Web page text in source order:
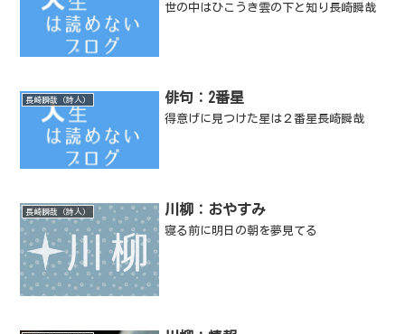
世の中はひこうき雲の下と知り長崎瞬哉
長崎瞬哉（詩人） 俳句：2番星
得意げに見つけた星は２番星長崎瞬哉
長崎瞬哉（詩人） 川柳：おやすみ
寝る前に明日の朝を夢見てる